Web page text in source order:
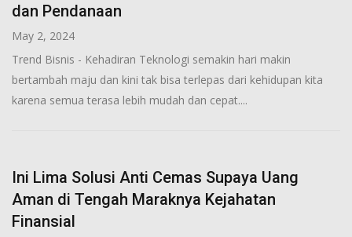
dan Pendanaan
May 2, 2024
Trend Bisnis - Kehadiran Teknologi semakin hari makin
bertambah maju dan kini tak bisa terlepas dari kehidupan kita
karena semua terasa lebih mudah dan cepat....
Ini Lima Solusi Anti Cemas Supaya Uang
Aman di Tengah Maraknya Kejahatan
Finansial